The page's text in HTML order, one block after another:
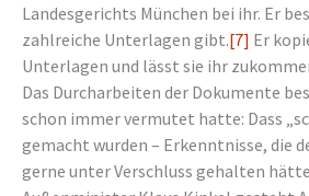
Landesgerichts München bei ihr. Er
zahlreiche Unterlagen gibt.[7] Er
Unterlagen und lässt sie ihr
Das Durcharbeiten der Dokumente
schon immer vermutet hatte: Dass
gemacht wurden – Erkenntnisse, die
gerne unter Verschluss gehalten